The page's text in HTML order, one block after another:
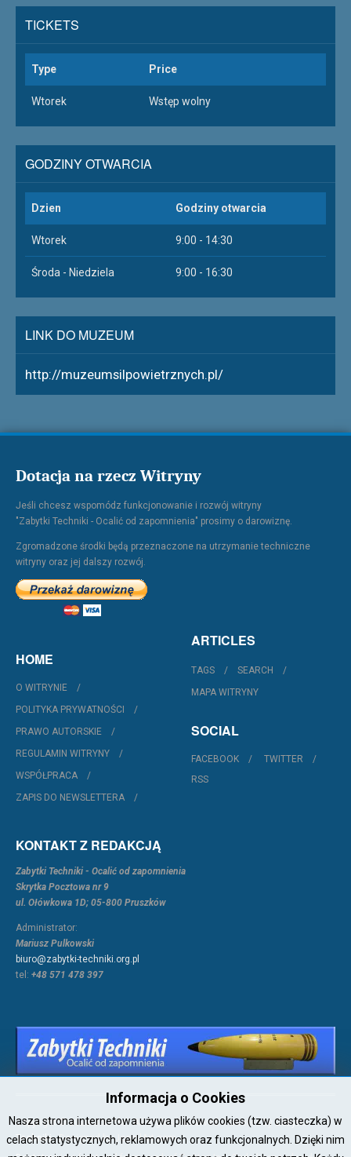
TICKETS
Type Price
Wtorek Wstęp wolny
GODZINY OTWARCIA
Dzien Godziny otwarcia
Wtorek 9:00 - 14:30
Środa - Niedziela 9:00 - 16:30
LINK DO MUZEUM
http://muzeumsilpowietrznych.pl/
Dotacja na rzecz Witryny
Jeśli chcesz wspomódz funkcjonowanie i rozwój witryny
"Zabytki Techniki - Ocalić od zapomnienia" prosimy o darowiznę.
Zgromadzone środki będą przeznaczone na utrzymanie techniczne
witryny oraz jej dalszy rozwój.
Informacja o Cookies
Nasza strona internetowa używa plików cookies (tzw. ciasteczka) w
celach statystycznych, reklamowych oraz funkcjonalnych. Dzięki nim
HOME
O WITRYNIE
POLITYKA PRYWATNOŚCI
PRAWO AUTORSKIE
REGULAMIN WITRYNY
WSPÓŁPRACA
ZAPIS DO NEWSLETTERA
ARTICLES
TAGS
SEARCH
MAPA WITRYNY
SOCIAL
FACEBOOK
TWITTER
RSS
KONTAKT Z REDAKCJĄ
Zabytki Techniki - Ocalić od zapomnienia
Skrytka Pocztowa nr 9
ul. Ołówkowa 1D; 05-800 Pruszków
Administrator:
Mariusz Pulkowski
biuro@zabytki-techniki.org.pl
tel: +48 571 478 397
Copyright © 2026 Joomla!. All Rights Reserved. Powered byZabytki-
Techniki- Designed by JoomlArt.com.